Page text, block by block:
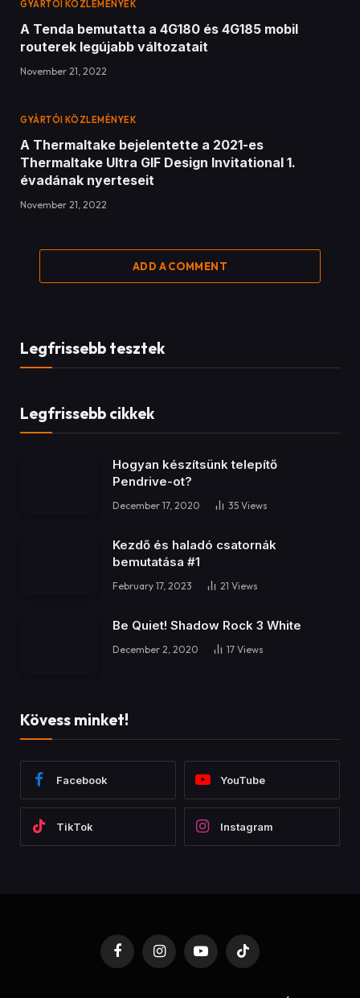
GYÁRTÓI KÖZLEMÉNYEK
A Tenda bemutatta a 4G180 és 4G185 mobil
routerek legújabb változatait
November 21, 2022
GYÁRTÓI KÖZLEMÉNYEK
A Thermaltake bejelentette a 2021-es
Thermaltake Ultra GIF Design Invitational 1.
évadának nyerteseit
November 21, 2022
ADD A COMMENT
Legfrissebb tesztek
Legfrissebb cikkek
Hogyan készítsünk telepítő
Pendrive-ot?
December 17, 2020 35 Views
Kezdő és haladó csatornák
bemutatása #1
February 17, 2023 21 Views
Be Quiet! Shadow Rock 3 White
December 2, 2020 17 Views
Kövess minket!
Facebook YouTube
TikTok Instagram
FacebookInstagramYouTubeTikTok